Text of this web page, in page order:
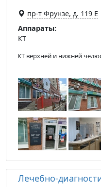
пр-т Фрунзе, д. 119 Е
Аппараты:
КТ
КТ верхней и нижней
Лечебно-